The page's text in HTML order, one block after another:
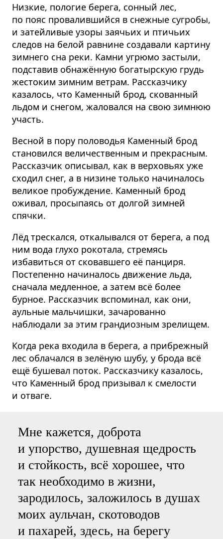
Низкие, пологие берега, сонный лес,
по пояс провалившийся в снежные сугробы,
и затейливые узоры заячьих и птичьих
следов на белой равнине создавали картину
зимнего сна реки. Камни угрюмо застыли,
подставив обнажённую богатырскую грудь
жестоким зимним ветрам. Рассказчику
казалось, что Каменный брод, скованный
льдом и снегом, жаловался на свою зимнюю
участь.
Весной в пору половодья Каменный брод
становился величественным и прекрасным.
Рассказчик описывал, как в верховьях уже
сходил снег, а в низине только начиналось
великое пробуждение. Каменный брод
оживал, просыпаясь от долгой зимней
спячки.
Лёд трескался, откалывался от берега, а под
ним вода глухо рокотала, стремясь
избавиться от сковавшего её панциря.
Постепенно начиналось движение льда,
сначала медленное, а затем всё более
бурное. Рассказчик вспоминал, как они,
аульные мальчишки, зачарованно
наблюдали за этим грандиозным зрелищем.
Когда река входила в берега, а прибрежный
лес облачался в зелёную шубу, у брода всё
ещё бушевал поток. Рассказчику казалось,
что Каменный брод призывал к смелости
и отваге.
Мне кажется, доброта
и упорство, душевная щедрость
и стойкость, всё хорошее, что
так необходимо в жизни,
зародилось, заложилось в душах
моих аульчан, скотоводов
и пахарей, здесь, на берегу